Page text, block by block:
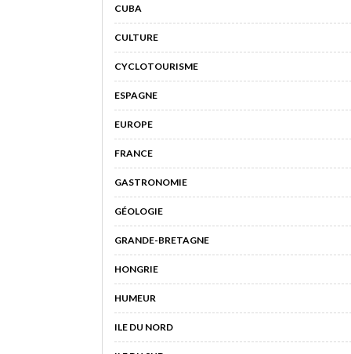
CUBA
CULTURE
CYCLOTOURISME
ESPAGNE
EUROPE
FRANCE
GASTRONOMIE
GÉOLOGIE
GRANDE-BRETAGNE
HONGRIE
HUMEUR
ILE DU NORD